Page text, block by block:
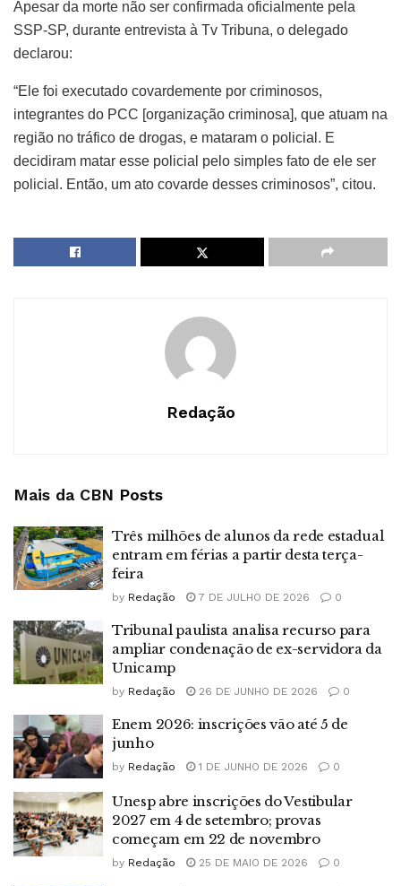
Apesar da morte não ser confirmada oficialmente pela
SSP-SP, durante entrevista à Tv Tribuna, o delegado
declarou:
“Ele foi executado covardemente por criminosos,
integrantes do PCC [organização criminosa], que atuam na
região no tráfico de drogas, e mataram o policial. E
decidiram matar esse policial pelo simples fato de ele ser
policial. Então, um ato covarde desses criminosos”, citou.
Redação
Mais da CBN Posts
Três milhões de alunos da rede estadual
entram em férias a partir desta terça-
feira
by Redação 7 DE JULHO DE 2026 0
Tribunal paulista analisa recurso para
ampliar condenação de ex-servidora da
Unicamp
by Redação 26 DE JUNHO DE 2026 0
Enem 2026: inscrições vão até 5 de
junho
by Redação 1 DE JUNHO DE 2026 0
Unesp abre inscrições do Vestibular
2027 em 4 de setembro; provas
começam em 22 de novembro
by Redação 25 DE MAIO DE 2026 0